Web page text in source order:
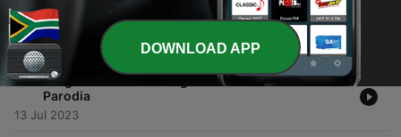
38 - Capítulo 30 de Crónicas Vecinales: Un Suceso
Paranormal
27 Oct 2023
37 - Programa 4 de Cine Lagoas 1: EL RESPLANDOR
Parodia
13 Jul 2023
DOWNLOAD APP